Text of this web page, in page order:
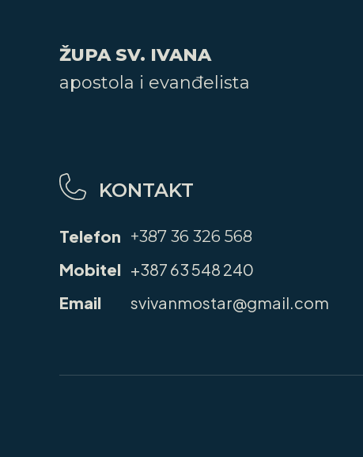
ŽUPA SV. IVANA
apostola i evanđelista
KONTAKT
Telefon +387 36 326 568
Mobitel +387 63 548 240
Email
svivanmostar@gmail.com